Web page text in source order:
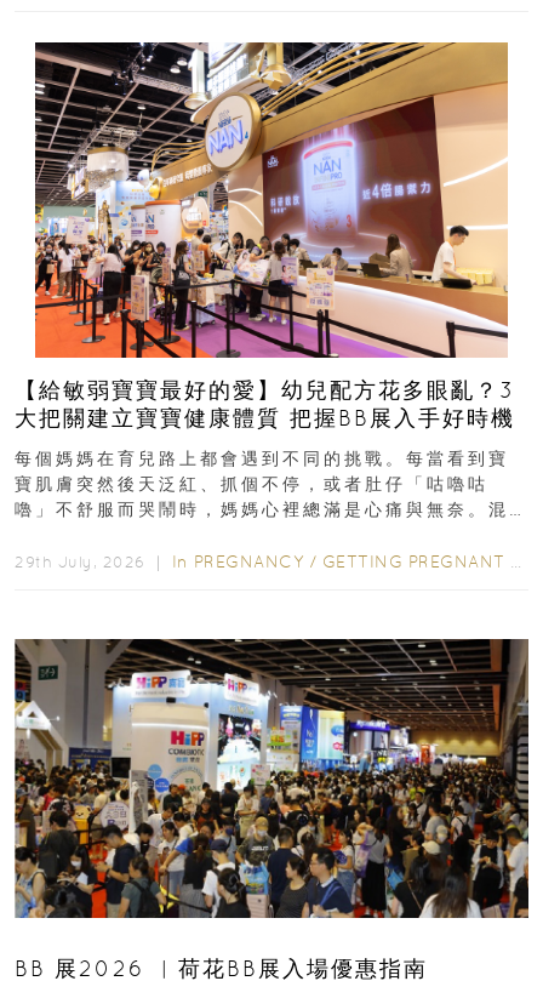
【給敏弱寶寶最好的愛】幼兒配方花多眼亂？3
大把關建立寶寶健康體質 把握BB展入手好時機
每個媽媽在育兒路上都會遇到不同的挑戰。每當看到寶
寶肌膚突然後天泛紅、抓個不停，或者肚仔「咕嚕咕
嚕」不舒服而哭鬧時，媽媽心裡總滿是心痛與無奈。混
29th July, 2026 ｜ In PREGNANCY / GETTING PREGNANT
BB 展2026 ︳荷花BB展入場優惠指南